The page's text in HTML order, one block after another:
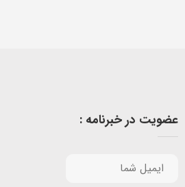
عضویت در خبرنامه :